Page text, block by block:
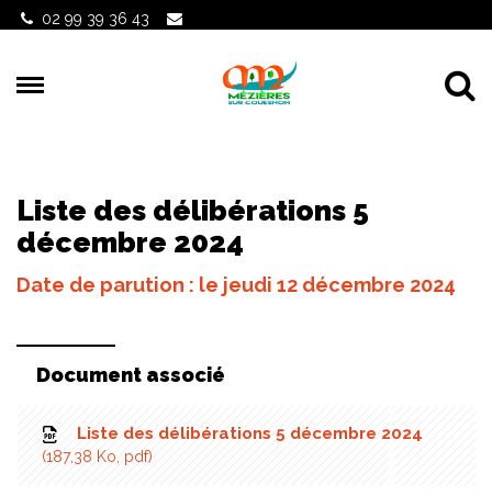
Gestion des traceurs
02 99 39 36 43
Liste des délibérations 5
décembre 2024
Date de parution : le jeudi 12 décembre 2024
Document associé
Liste des délibérations 5 décembre 2024
187,38 Ko, pdf